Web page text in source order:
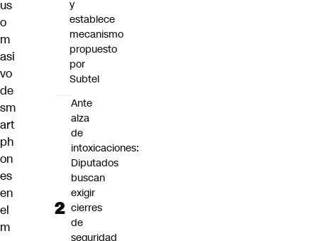
us
o
m
asi
vo
de
sm
art
ph
on
es
en
el
m
y
establece
mecanismo
propuesto
por
Subtel
Ante
alza
de
intoxicaciones:
Diputados
buscan
exigir
cierres
de
seguridad